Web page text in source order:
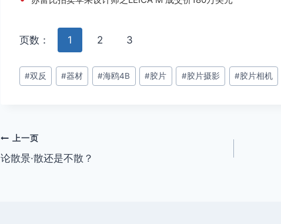
页数： 1 2 3
文
章
#双反 #器材 #海鸥4B #胶片 #胶片摄影 #胶片相机
文
章
上一页
论散景·散还是不散？